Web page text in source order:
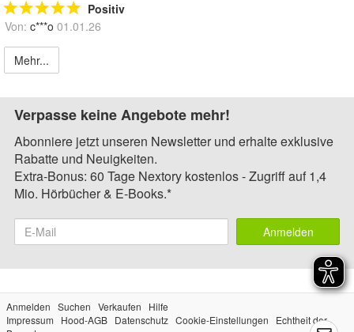
Positiv
Von: c***o 01.01.26
Mehr...
Verpasse keine Angebote mehr!
Abonniere jetzt unseren Newsletter und erhalte exklusive
Rabatte und Neuigkeiten.
Extra-Bonus: 60 Tage Nextory kostenlos - Zugriff auf 1,4
Mio. Hörbücher & E-Books.*
Anmelden
Anmelden Suchen Verkaufen
Hilfe
Impressum
Hood-AGB Datenschutz Cookie-Einstellungen
Echtheit der